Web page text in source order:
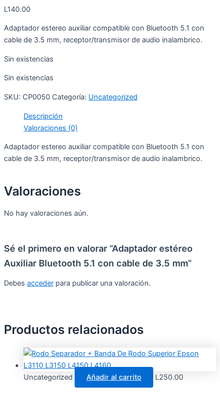
L140.00
Adaptador estereo auxiliar compatible con Bluetooth 5.1 con
cable de 3.5 mm, receptor/transmisor de audio inalambrico.
Sin existencias
Sin existencias
SKU: CP0050 Categoría: Uncategorized
Descripción
Valoraciones (0)
Adaptador estereo auxiliar compatible con Bluetooth 5.1 con
cable de 3.5 mm, receptor/transmisor de audio inalambrico.
Valoraciones
No hay valoraciones aún.
Sé el primero en valorar “Adaptador estéreo
Auxiliar Bluetooth 5.1 con cable de 3.5 mm”
Debes acceder para publicar una valoración.
Productos relacionados
Uncategorized Añadir al carrito L250.00